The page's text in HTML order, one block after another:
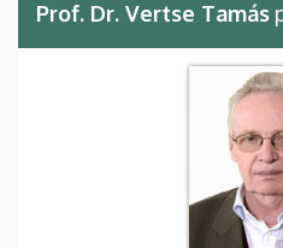
Prof. Dr. Vertse Tamás